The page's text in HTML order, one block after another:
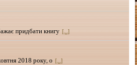
придбати книгу [...]
2018 року, о [...]